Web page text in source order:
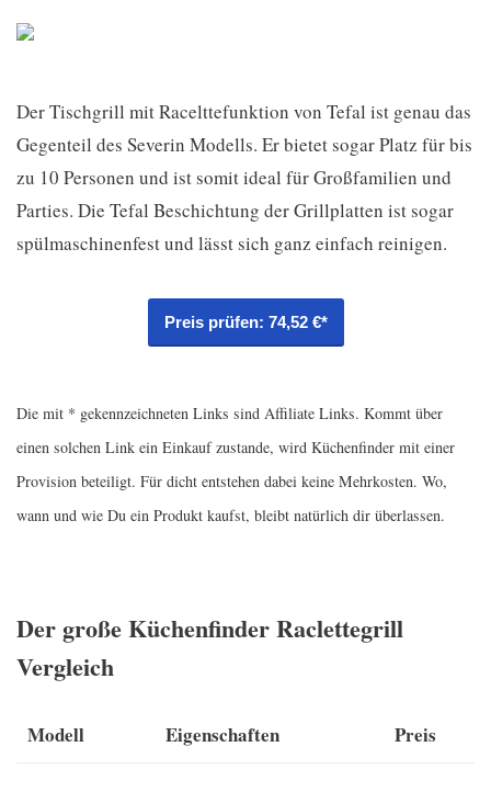
Der Tischgrill mit Racelttefunktion von Tefal ist genau das
Gegenteil des Severin Modells. Er bietet sogar Platz für bis
zu 10 Personen und ist somit ideal für Großfamilien und
Parties. Die Tefal Beschichtung der Grillplatten ist sogar
spülmaschinenfest und lässt sich ganz einfach reinigen.
Preis prüfen: 74,52 €*
Die mit * gekennzeichneten Links sind Affiliate Links. Kommt über
einen solchen Link ein Einkauf zustande, wird Küchenfinder mit einer
Provision beteiligt. Für dicht entstehen dabei keine Mehrkosten. Wo,
wann und wie Du ein Produkt kaufst, bleibt natürlich dir überlassen.
Der große Küchenfinder Raclettegrill
Vergleich
Modell Eigenschaften Preis